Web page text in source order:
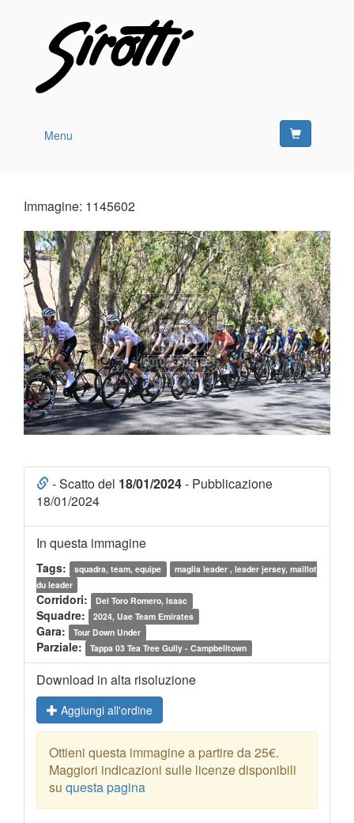
Menu
Immagine: 1145602
- Scatto del 18/01/2024- Pubblicazione
18/01/2024
In questa immagine
Tags: squadra, team, equipe
maglia leader , leader jersey, maillot
du leader
Corridori: Del Toro Romero, Isaac
Squadre: 2024, Uae Team Emirates
Gara: Tour Down Under
Parziale: Tappa 03 Tea Tree Gully - Campbelltown
Download in alta risoluzione
Aggiungi all'ordine
Ottieni questa immagine a partire da 25€.
Maggiori indicazioni sulle licenze disponibili
su questa pagina